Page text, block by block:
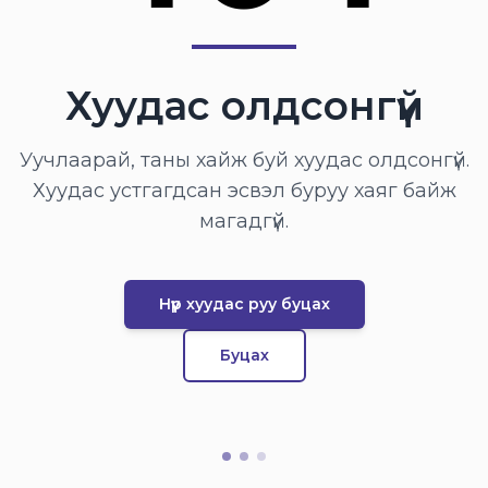
Хуудас олдсонгүй
Уучлаарай, таны хайж буй хуудас олдсонгүй.
Хуудас устгагдсан эсвэл буруу хаяг байж
магадгүй.
Нүүр хуудас руу буцах
Буцах